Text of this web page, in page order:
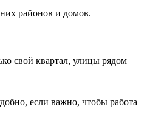
районов и домов.
свой квартал, улицы рядом
если важно, чтобы работа